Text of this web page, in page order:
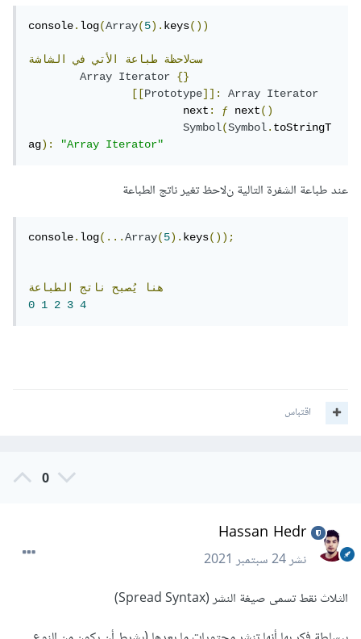
console.log(Array(5).keys())
ستﻻحظة طباعة الأتي في
الشاشة
Array
Iterator
{}
[[Prototype]]: Array
Iterator
			next
: ƒ next()
Symbol(Symbol.toStringT
ag): "Array Iterator"
عند طباعة الشفرة التالية نﻻحظ تغير ناتج الطباعة
console.log(...Array(5).keys());
هنا يُصبح ناتج
الطباعة
0
1 2 3 4
اقتباس
0
Hassan Hedr
نشر24 سبتمبر 2021
الثلاث نقط تسمى صيغة النشر (Spread Syntax)